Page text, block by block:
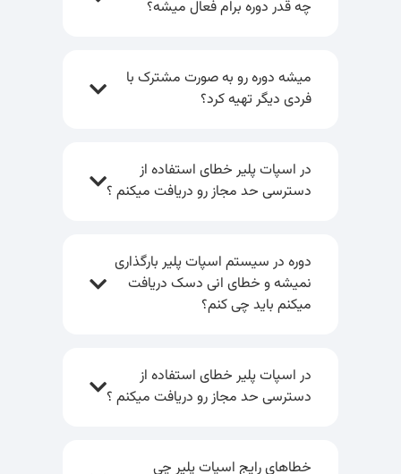
چه قدر دوره برام فعال میشه؟
میشه دوره رو به صورت مشترک با
فردی دیگر تهیه کرد؟
در اسپات پلیر خطای استفاده از
دسترسی حد مجاز رو دریافت میکنم ؟
دوره در سیستم اسپات پلیر بارگذاری
نمیشه و خطای انی دسک دریافت
میکنم باید چی کنم؟
در اسپات پلیر خطای استفاده از
دسترسی حد مجاز رو دریافت میکنم ؟
خطاهای رایج اسپات پلیر چی